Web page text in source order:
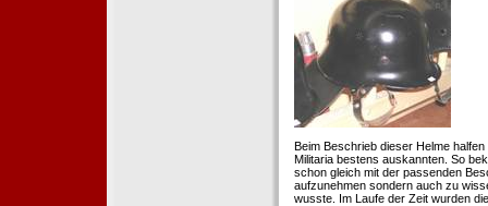
Beim Beschrieb dieser Helme
Militaria bestens auskannten. So
schon gleich mit der passenden
aufzunehmen sondern auch zu
wusste. Im Laufe der Zeit wurden